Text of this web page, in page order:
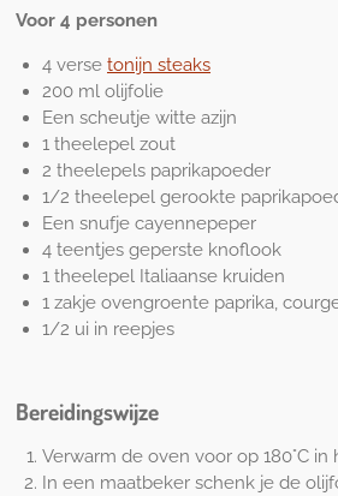
Voor 4 personen
4 verse tonijn steaks
200 ml olijfolie
Een scheutje witte azijn
1 theelepel zout
2 theelepels paprikapoeder
1/2 theelepel gerookte
Een snufje cayennepeper
4 teentjes geperste knoflook
1 theelepel Italiaanse kruiden
1 zakje ovengroente paprika,
1/2 ui in reepjes
Bereidingswijze
Verwarm de oven voor op 180°C
In een maatbeker schenk je de